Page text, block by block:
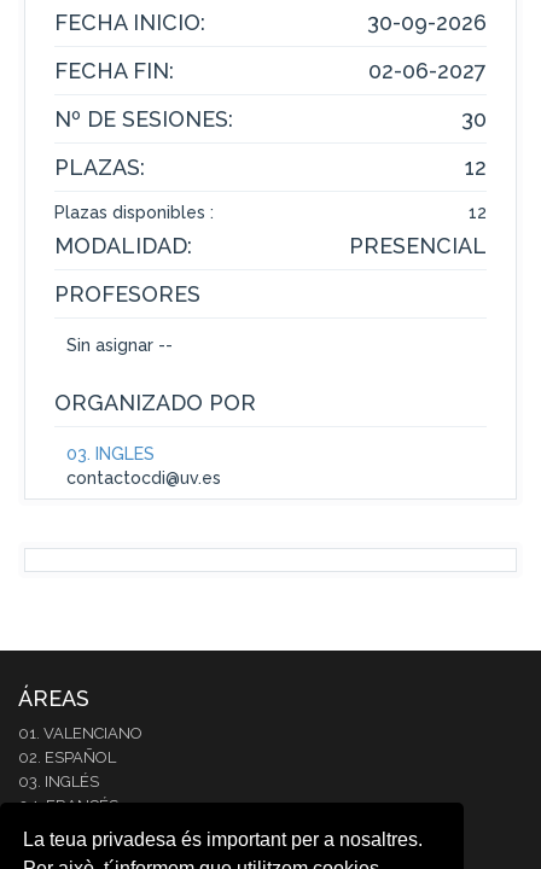
La teua privadesa és important per a nosaltres.
FECHA INICIO:
30-09-2026
FECHA FIN:
02-06-2027
Nº DE SESIONES:
30
PLAZAS:
12
Plazas disponibles : 12
MODALIDAD:
PRESENCIAL
PROFESORES
Sin asignar --
ORGANIZADO POR
03. INGLÉS
contactocdi@uv.es
ÁREAS
01. VALENCIANO
02. ESPAÑOL
03. INGLÉS
04. FRANCÉS
05. ITALIANO
06. ALEMÁN